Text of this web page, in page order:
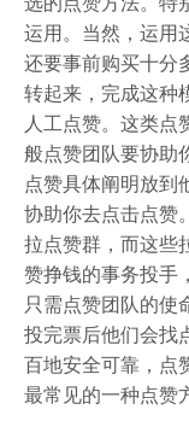
运用。当然，运用
还要事前购买十分
转起来，完成这种
人工点赞。这类点
般点赞团队要协助
点赞具体阐明放到
协助你去点击点赞
拉点赞群，而这些
赞挣钱的事务投手
只需点赞团队的使
投完票后他们会找
百地安全可靠，点
最常见的一种点赞